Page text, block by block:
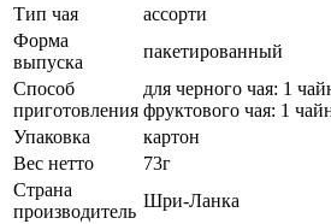
Тип чая
ассорти
Форма
выпуска
пакетированный
Способ
приготовления
для черного чая: 1
фруктового чая: 1
Упаковка
картон
Вес нетто
73г
Страна
производитель
Шри-Ланка